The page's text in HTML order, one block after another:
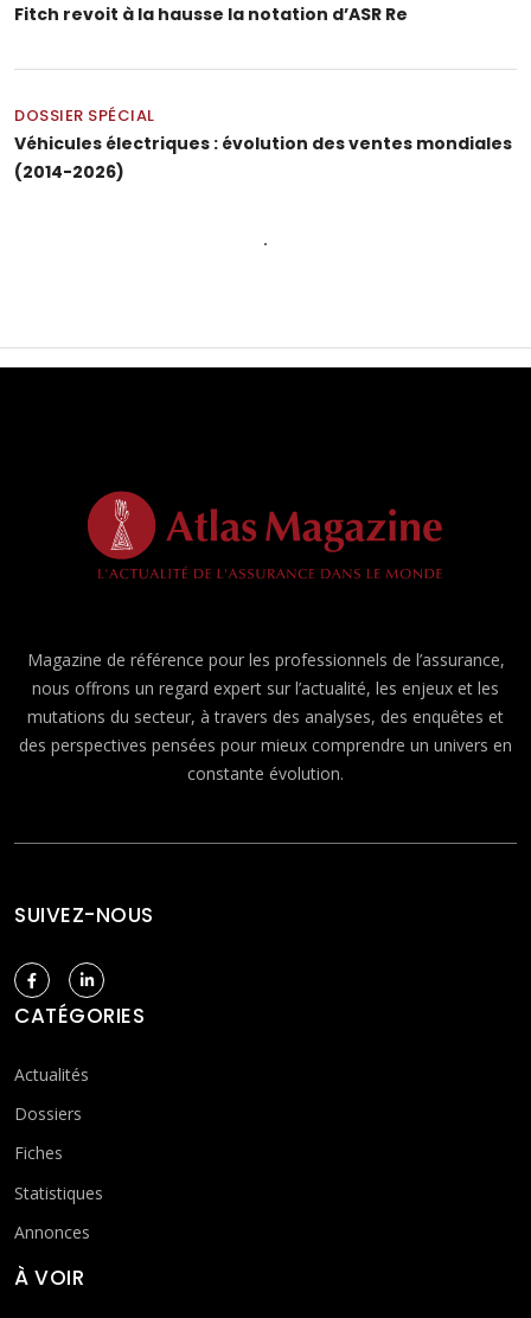
Fitch revoit à la hausse la notation d’ASR Re
DOSSIER SPÉCIAL
Véhicules électriques : évolution des ventes mondiales
(2014-2026)
Magazine de référence pour les professionnels de l’assurance,
nous offrons un regard expert sur l’actualité, les enjeux et les
mutations du secteur, à travers des analyses, des enquêtes et
des perspectives pensées pour mieux comprendre un univers en
constante évolution.
SUIVEZ-NOUS
CATÉGORIES
Actualités
Dossiers
Fiches
Statistiques
Annonces
À VOIR